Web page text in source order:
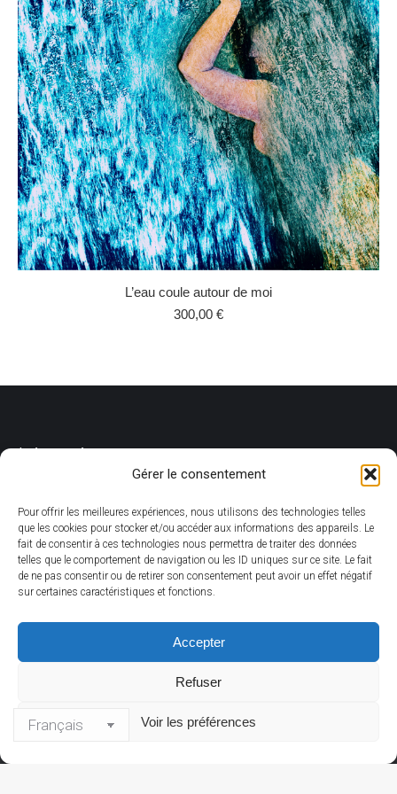
Gérer le consentement
Pour offrir les meilleures expériences, nous utilisons des technologies telles
que les cookies pour stocker et/ou accéder aux informations des appareils. Le
fait de consentir à ces technologies nous permettra de traiter des données
telles que le comportement de navigation ou les ID uniques sur ce site. Le fait
de ne pas consentir ou de retirer son consentement peut avoir un effet négatif
sur certaines caractéristiques et fonctions.
Accepter
Refuser
Voir les préférences
L’eau coule autour de moi
300,00 €
Livraison
Concernant les livraisons, elles sont toujours accompagnées de
codes de suivi, la plupart de celles-ci sont assurées par la Poste.
Voir lesconditions générales de ventepour plus de renseignements.